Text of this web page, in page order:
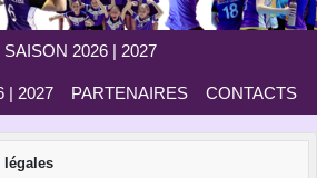
SAISON 2026 | 2027
| 2027 PARTENAIRES CONTACTS